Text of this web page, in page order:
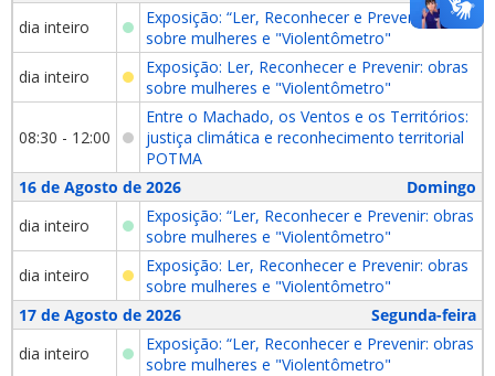
dia inteiro
Exposição: “Ler, Reconhecer e Prevenir: obras
sobre mulheres e "Violentômetro"
dia inteiro
Exposição: Ler, Reconhecer e Prevenir: obras
sobre mulheres e "Violentômetro"
08:30 - 12:00
Entre o Machado, os Ventos e os Territórios:
justiça climática e reconhecimento territorial
POTMA
16 de Agosto de 2026
Domingo
dia inteiro
Exposição: “Ler, Reconhecer e Prevenir: obras
sobre mulheres e "Violentômetro"
dia inteiro
Exposição: Ler, Reconhecer e Prevenir: obras
sobre mulheres e "Violentômetro"
17 de Agosto de 2026
Segunda-feira
dia inteiro
Exposição: “Ler, Reconhecer e Prevenir: obras
sobre mulheres e "Violentômetro"